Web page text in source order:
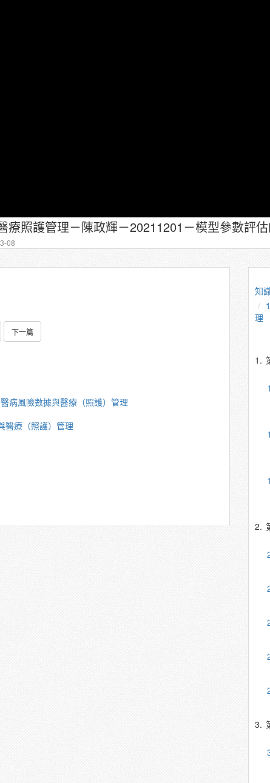
療照護管理－陳政輝－20211201－模型參數評
08
下一篇
病風險數據與醫療（照護）管理
醫療（照護）管理
知
理
1.
2.
3.